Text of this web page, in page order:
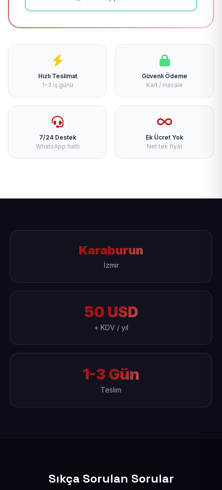
Hızlı Teslimat
1-3 iş günü
Güvenli Ödeme
Kart / Havale
7/24 Destek
WhatsApp hattı
Ek Ücret Yok
Net tek fiyat
Karaburun
İzmir
50 USD
+ KDV / yıl
1-3 Gün
Teslim
Sıkça Sorulan Sorular